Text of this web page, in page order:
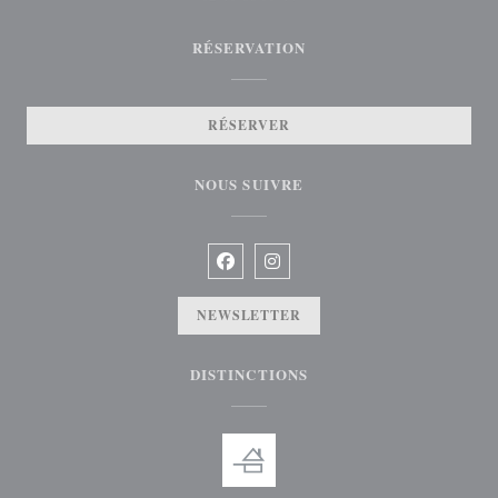
RÉSERVATION
RÉSERVER
NOUS SUIVRE
Facebook ((ouvre une nouvelle
Instagram ((ouvre une nouvelle
NEWSLETTER
DISTINCTIONS